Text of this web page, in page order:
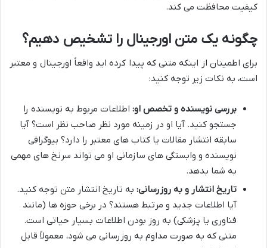
کیفیت محافظت می کند.
چگونه یک متن اورجینال را تشخیص دهیم؟
برای اطمینان از اینکه متنی که پیدا کرده اید واقعاً اورجینال و معتبر
است، به نکات زیر توجه کنید:
بررسی نویسنده و تخصص او: اطلاعات مربوط به نویسنده را
جستجو کنید. آیا او در زمینه مورد نظر صاحب نظر است؟ آیا
سابقه انتشار مقالات یا کتاب های معتبر را دارد؟ بیوگرافی
نویسنده و وابستگی های سازمانی او می تواند سرنخ های مهمی
به شما بدهد.
تاریخ انتشار و به روزرسانی: به تاریخ انتشار متن توجه کنید.
آیا اطلاعات جدید و مرتبط هستند؟ در برخی حوزه ها (مانند
فناوری یا پزشکی) به روز بودن اطلاعات بسیار حیاتی است.
متنی که به صورت مداوم به روزرسانی می شود، معمولاً قابل